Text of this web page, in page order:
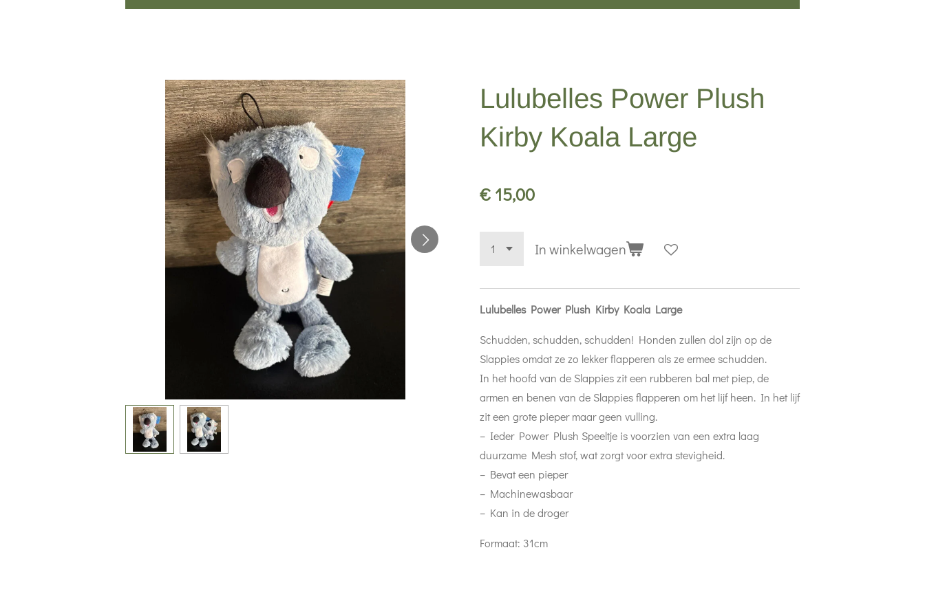
Lulubelles Power Plush
Kirby Koala Large
€ 15,00
In winkelwagen
Lulubelles Power Plush Kirby Koala Large
Schudden, schudden, schudden! Honden zullen dol zijn op de
Slappies omdat ze zo lekker flapperen als ze ermee schudden.
In het hoofd van de Slappies zit een rubberen bal met piep, de
armen en benen van de Slappies flapperen om het lijf heen. In het lijf
zit een grote pieper maar geen vulling.
– Ieder Power Plush Speeltje is voorzien van een extra laag
duurzame Mesh stof, wat zorgt voor extra stevigheid.
– Bevat een pieper
– Machinewasbaar
– Kan in de droger
Formaat: 31cm